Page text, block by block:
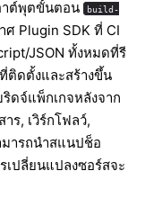
าต์พุตขั้นตอน
build-
Plugin SDK ที่ CI
JSON ทั้งหมดที่รี
ติดตั้งและสร้างขึ้น
ดจ์แพ็กเกจหลังจาก
ร, เวิร์กโฟลว์,
ารถนำสแนปช็อ
เปลี่ยนแปลงซอร์สจะ